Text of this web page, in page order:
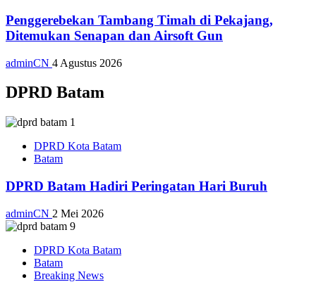
Penggerebekan Tambang Timah di Pekajang,
Ditemukan Senapan dan Airsoft Gun
adminCN 4 Agustus 2026
DPRD Batam
DPRD Kota Batam
Batam
DPRD Batam Hadiri Peringatan Hari Buruh
adminCN 2 Mei 2026
DPRD Kota Batam
Batam
Breaking News